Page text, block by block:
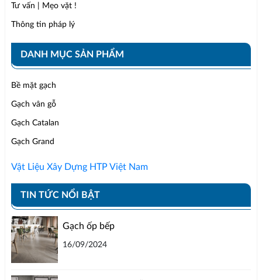
Tư vấn | Mẹo vặt !
Thông tin pháp lý
DANH MỤC SẢN PHẨM
Bề mặt gạch
Gạch vân gỗ
Gạch Catalan
Gạch Grand
Vật Liệu Xây Dựng HTP Việt Nam
TIN TỨC NỔI BẬT
Gạch ốp bếp
16/09/2024